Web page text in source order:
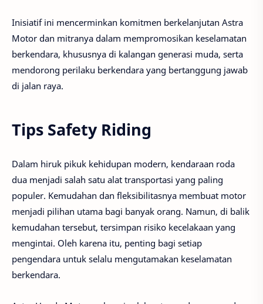
Inisiatif ini mencerminkan komitmen berkelanjutan Astra
Motor dan mitranya dalam mempromosikan keselamatan
berkendara, khususnya di kalangan generasi muda, serta
mendorong perilaku berkendara yang bertanggung jawab
di jalan raya.
Tips Safety Riding
Dalam hiruk pikuk kehidupan modern, kendaraan roda
dua menjadi salah satu alat transportasi yang paling
populer. Kemudahan dan fleksibilitasnya membuat motor
menjadi pilihan utama bagi banyak orang. Namun, di balik
kemudahan tersebut, tersimpan risiko kecelakaan yang
mengintai. Oleh karena itu, penting bagi setiap
pengendara untuk selalu mengutamakan keselamatan
berkendara.